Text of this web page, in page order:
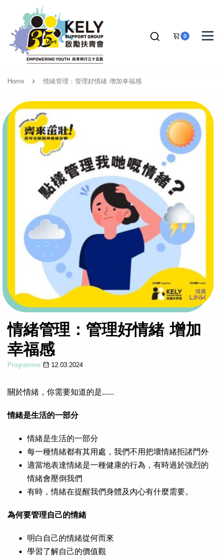
0
Home 情緒管理：管理好情緒 增加幸福感
情緒管理：管理好情緒 增加
幸福感
Programme 12.03.2024
關於情緒，你需要知道的是......
情緒是生活的一部分
情緒是生活的一部分
每一種情緒都有其用處，我們不用把壞情緒拒諸門外
適當地表達情緒是一種健康的行為，有時過於強烈的
情緒會壓倒我們
有時，情緒在提醒我們身體及內心有什麼需要。
為何要管理自己的情緒
明白自己的情緒從何而來
學習了解自己的價值觀